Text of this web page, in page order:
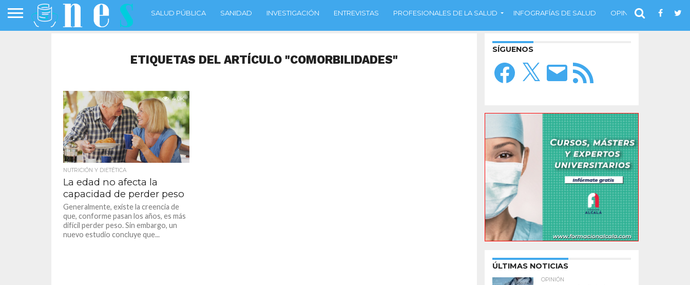
SALUD PÚBLICA SANIDAD INVESTIGACIÓN ENTREVISTAS PROFESIONALES DE LA SALUD INFOGRAFÍAS DE SALUD OPINIÓN
ETIQUETAS DEL ARTÍCULO "COMORBILIDADES"
4.0K
NUTRICIÓN Y DIETÉTICA
La edad no afecta la
capacidad de perder peso
Generalmente, existe la creencia de
que, conforme pasan los años, es más
difícil perder peso. Sin embargo, un
nuevo estudio concluye que...
SÍGUENOS
Facebook
X
Correo
electrónico
Feed
RSS
ÚLTIMAS NOTICIAS
OPINIÓN